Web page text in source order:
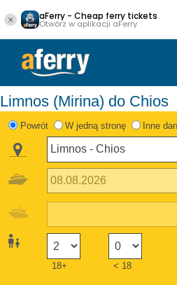
aFerry - Cheap ferry tickets
Otwórz w aplikacji aFerry
Limnos (Mirina) do Chios
Powrót W jedną stronę Inne
18+ < 18